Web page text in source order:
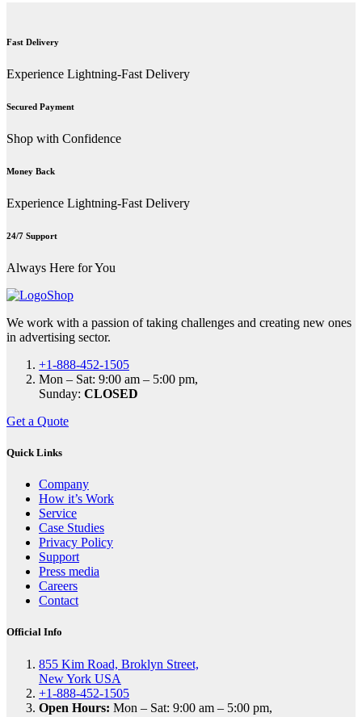
Fast Delivery
Experience Lightning-Fast Delivery
Secured Payment
Shop with Confidence
Money Back
Experience Lightning-Fast Delivery
24/7 Support
Always Here for You
We work with a passion of taking challenges and creating new ones
in advertising sector.
+1-888-452-1505
Mon – Sat: 9:00 am – 5:00 pm,
Sunday: CLOSED
Get a Quote
Quick Links
Company
How it’s Work
Service
Case Studies
Privacy Policy
Support
Press media
Careers
Contact
Official Info
855 Kim Road, Broklyn Street,
New York USA
+1-888-452-1505
Open Hours: Mon – Sat: 9:00 am – 5:00 pm,